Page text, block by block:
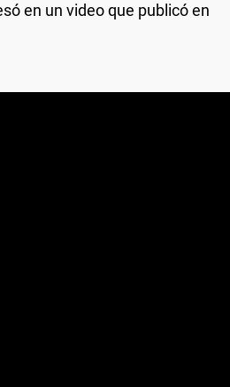
en un video que publicó en